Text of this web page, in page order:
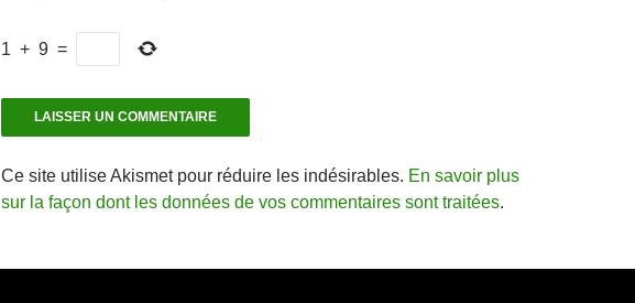
1 + 9 =
Ce site utilise Akismet pour réduire les indésirables. En savoir plus
sur la façon dont les données de vos commentaires sont traitées.